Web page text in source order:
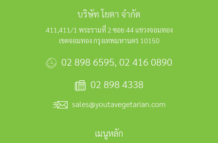
บริษัท โยตา จำกัด
411,411/1 พระรามที่ 2 ซอย 44 แขวงจอมทอง
เขตจอมทอง กรุงเทพมหานคร 10150
02 898 6595, 02 416 0890
02 898 4338
sales@youtavegetarian.com
เมนูหลัก